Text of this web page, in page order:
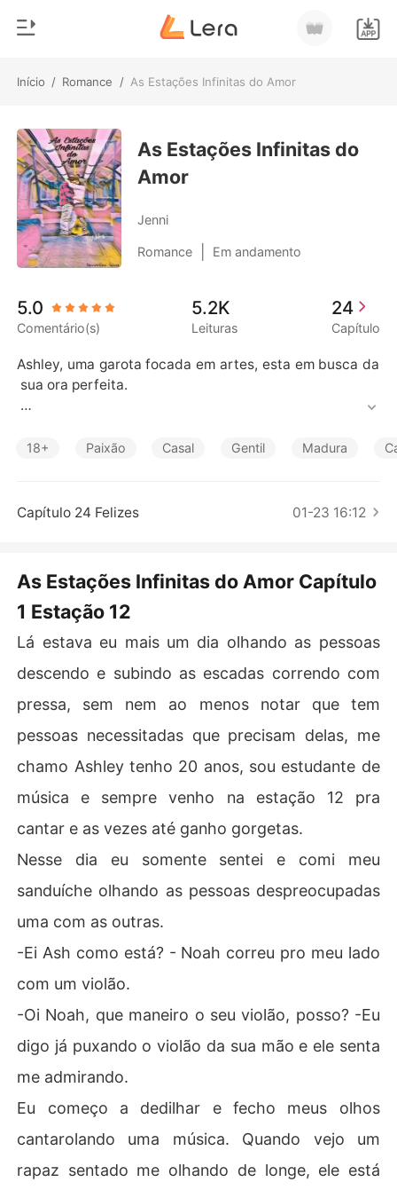
Início / Romance / As Estações Infinitas do Amor
Loja
Histórico
Sair
Baixar App
Gênero
Moderno
Lobisomem
Contos
Bilionários
As Estações Infinitas do
Amor
Jenni
Romance Em andamento
5.0
Comentário(s)
5.2K
Leituras
24
Capítulo
Ashley, uma garota focada em artes, esta em busca da
sua ora perfeita.
medo, a mesma continua nessa busca e acaba encontr
18+ Paixão Casal Gentil Madura
Capítulo 24 Felizes 01-23 16:12
As Estações Infinitas do Amor Capítulo
1 Estação 12
Lá estava eu mais um dia olhando as pessoas
descendo e subindo as escadas correndo com
pressa, sem nem ao menos notar que tem
pessoas necessitadas que precisam delas, me
chamo Ashley tenho 20 anos, sou estudante de
música e sempre venho na estação 12 pra
cantar e as vezes até ganho gorgetas.
Nesse dia eu somente sentei e comi meu
sanduíche olhando as pessoas despreocupadas
uma com as outras.
-Ei Ash como está? - Noah correu pro meu lado
com um violão.
-Oi Noah, que maneiro o seu violão, posso? -Eu
digo já puxando o violão da sua mão e ele senta
me admirando.
Eu começo a dedilhar e fecho meus olhos
cantarolando uma música. Quando vejo um
rapaz sentado me olhando de longe, ele está